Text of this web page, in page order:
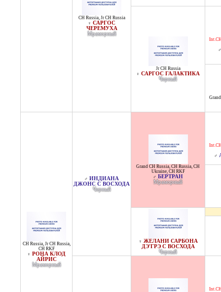
CH Russia, Jr CH Russia
♀ САРГОС
ЧЕРЕМУХА
Мраморный
Jr CH Russia
♀ САРГОС ГАЛАКТИКА
Черный
♂
CH Russia, Jr CH Russia,
CH RKF
♀ РОНА КЛОД
АЙРИС
Мраморный
♂ ИНДИАНА
ДЖОНС С ВОСХОДА
Черный
Grand CH Russia, CH Russia, CH
Ukraine, CH RKF
♂ БЕРТРАН
Мраморный
♂
♀ ЖЕЛАНИ САРБОНА
ДЭ'ГРЭ С ВОСХОДА
Черный